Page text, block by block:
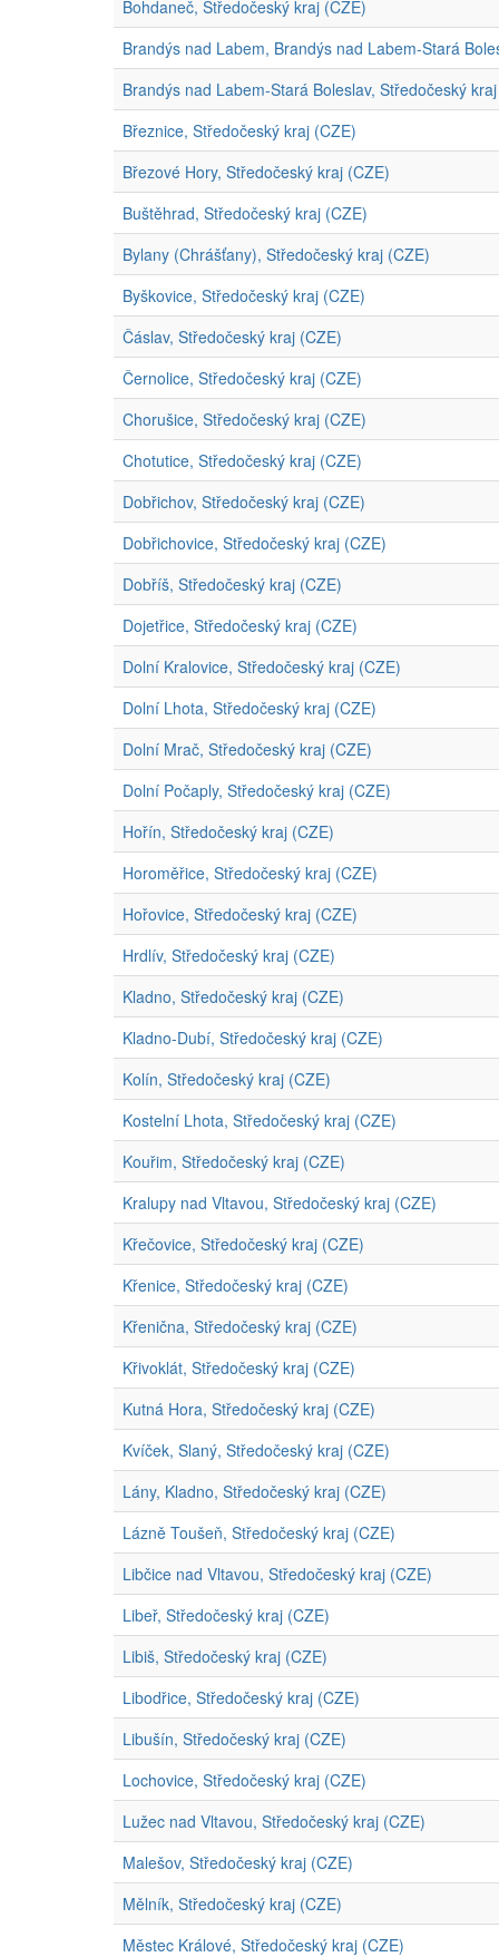
Bohdaneč, Středočeský kraj (CZE)
Brandýs nad Labem, Brandýs nad Labem-Stará
Brandýs nad Labem-Stará Boleslav, Středočeský
Březnice, Středočeský kraj (CZE)
Březové Hory, Středočeský kraj (CZE)
Buštěhrad, Středočeský kraj (CZE)
Bylany (Chrášťany), Středočeský kraj (CZE)
Byškovice, Středočeský kraj (CZE)
Čáslav, Středočeský kraj (CZE)
Černolice, Středočeský kraj (CZE)
Chorušice, Středočeský kraj (CZE)
Chotutice, Středočeský kraj (CZE)
Dobřichov, Středočeský kraj (CZE)
Dobřichovice, Středočeský kraj (CZE)
Dobříš, Středočeský kraj (CZE)
Dojetřice, Středočeský kraj (CZE)
Dolní Kralovice, Středočeský kraj (CZE)
Dolní Lhota, Středočeský kraj (CZE)
Dolní Mrač, Středočeský kraj (CZE)
Dolní Počaply, Středočeský kraj (CZE)
Hořín, Středočeský kraj (CZE)
Horoměřice, Středočeský kraj (CZE)
Hořovice, Středočeský kraj (CZE)
Hrdlív, Středočeský kraj (CZE)
Kladno, Středočeský kraj (CZE)
Kladno-Dubí, Středočeský kraj (CZE)
Kolín, Středočeský kraj (CZE)
Kostelní Lhota, Středočeský kraj (CZE)
Kouřim, Středočeský kraj (CZE)
Kralupy nad Vltavou, Středočeský kraj (CZE)
Křečovice, Středočeský kraj (CZE)
Křenice, Středočeský kraj (CZE)
Křenična, Středočeský kraj (CZE)
Křivoklát, Středočeský kraj (CZE)
Kutná Hora, Středočeský kraj (CZE)
Kvíček, Slaný, Středočeský kraj (CZE)
Lány, Kladno, Středočeský kraj (CZE)
Lázně Toušeň, Středočeský kraj (CZE)
Libčice nad Vltavou, Středočeský kraj (CZE)
Libeř, Středočeský kraj (CZE)
Libiš, Středočeský kraj (CZE)
Libodřice, Středočeský kraj (CZE)
Libušín, Středočeský kraj (CZE)
Lochovice, Středočeský kraj (CZE)
Lužec nad Vltavou, Středočeský kraj (CZE)
Malešov, Středočeský kraj (CZE)
Mělník, Středočeský kraj (CZE)
Městec Králové, Středočeský kraj (CZE)